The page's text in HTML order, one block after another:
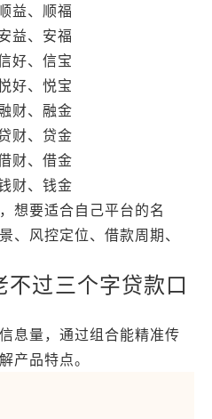
益、顺福
益、安福
好、信宝
好、悦宝
财、融金
财、贷金
财、借金
财、钱金
想要适合自己平台的名
、风控定位、借款周期、
过三个字贷款口
息量，通过组合能精准传
产品特点。